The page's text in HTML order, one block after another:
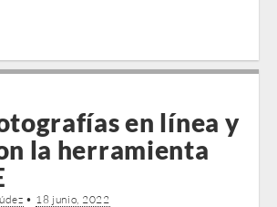
en línea y
la herramienta
• 18 junio, 2022